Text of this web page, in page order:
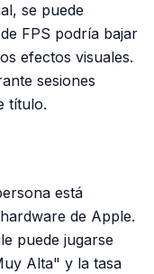
se puede
FPS podría bajar
efectos visuales.
sesiones
título.
está
de Apple.
puede jugarse
Alta" y la tasa